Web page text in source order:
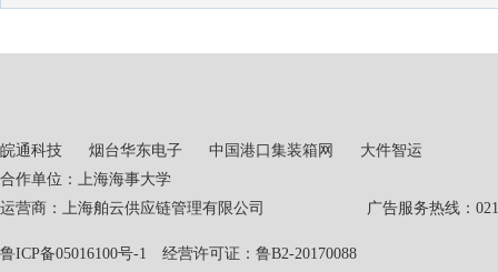
皖通科技 烟台华东电子 中国港口集装箱网
大件智运
合作单位：上海海事大学
运营商：上海舶云供应链管理有限公司 广告服务热线：021-
鲁ICP备05016100号-1 经营许可证：鲁B2-20170088